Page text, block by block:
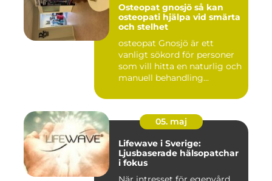
Osteopat gnosjö så kan
osteopati hjälpa vid smärta
och stelhet
osteopat Gnosjö är ett
vanligt sökord för personer
som vill hitta en naturlig och
manuell behandling...
05. maj
Lifewave i Sverige:
Ljusbaserade hälsopatchar
i fokus